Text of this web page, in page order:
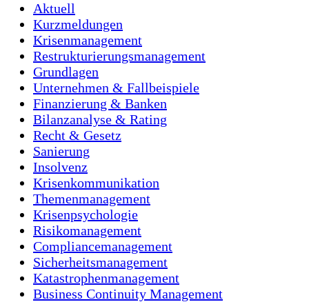
Aktuell
Kurzmeldungen
Krisenmanagement
Restrukturierungsmanagement
Grundlagen
Unternehmen & Fallbeispiele
Finanzierung & Banken
Bilanzanalyse & Rating
Recht & Gesetz
Sanierung
Insolvenz
Krisenkommunikation
Themenmanagement
Krisenpsychologie
Risikomanagement
Compliancemanagement
Sicherheitsmanagement
Katastrophenmanagement
Business Continuity Management